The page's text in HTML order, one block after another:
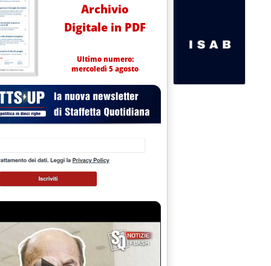
15.24.
Archivio
Digitale in PDF
Ultimo numero:
mercoledì 5 agosto